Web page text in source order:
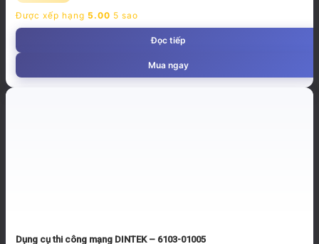
Được xếp hạng 5.00 5 sao
Đọc tiếp
Mua ngay
Dụng cụ thi công mạng DINTEK – 6103-01005